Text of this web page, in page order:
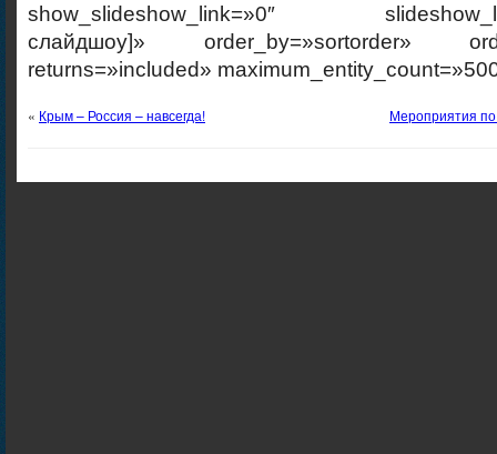
show_slideshow_link=»0″
слайдшоу]» order_by=»sortorder»
returns=»included»
« Крым – Россия – навсегда! Мероприятия